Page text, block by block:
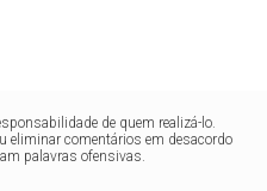
de quem realizá-lo.
eliminar comentários em desacordo
palavras ofensivas.